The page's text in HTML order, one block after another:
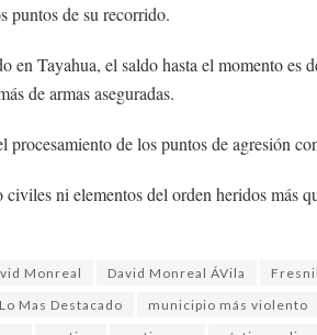
puntos de su recorrido.
Tayahua, el saldo hasta el momento es
de armas aseguradas.
de los puntos de agresión
ni elementos del orden heridos más
Monreal David Monreal ÁVila
Lo Mas Destacado
municipio más violento